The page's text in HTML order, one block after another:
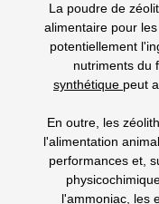
La poudre de
alimentaire pour
potentiellement
nutriments du
synthétique peut
En outre, les
l'alimentation
performances et,
l'ammoniac, les